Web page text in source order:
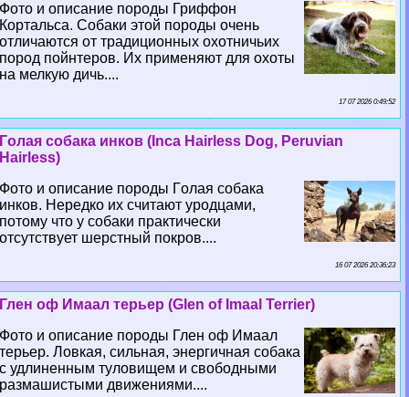
Фото и описание породы Гриффон
Кортальса. Собаки этой породы очень
отличаются от традиционных охотничьих
пород пойнтеров. Их применяют для охоты
на мелкую дичь....
17 07 2026 0:49:52
Гoлая собака инков (Inca Hairless Dog, Peruvian
Hairless)
Фото и описание породы Гoлая собака
инков. Нередко их считают уpoдцами,
потому что у собаки пpaктически
отсутствует шерстный покров....
16 07 2026 20:36:23
Глен оф Имаал терьер (Glen of Imaal Terrier)
Фото и описание породы Глен оф Имаал
терьер. Ловкая, сильная, энергичная собака
с удлиненным туловищем и свободными
размашистыми движениями....